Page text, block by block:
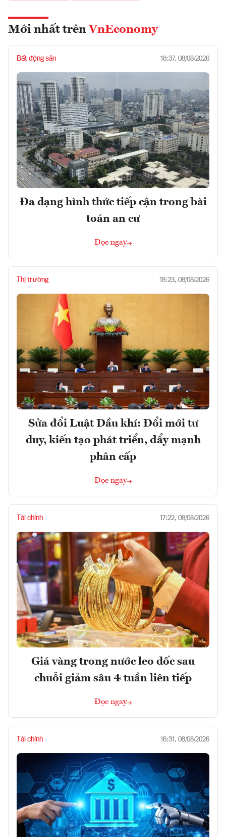
Mới nhất trên VnEconomy
Bất động sản 18:37, 08/08/2026
Đa dạng hình thức tiếp cận trong bài
toán an cư
Đọc ngay
Thị trường 18:23, 08/08/2026
Sửa đổi Luật Dầu khí: Đổi mới tư
duy, kiến tạo phát triển, đẩy mạnh
phân cấp
Đọc ngay
Tài chính 17:22, 08/08/2026
Giá vàng trong nước leo dốc sau
chuỗi giảm sâu 4 tuần liên tiếp
Đọc ngay
Tài chính 16:31, 08/08/2026